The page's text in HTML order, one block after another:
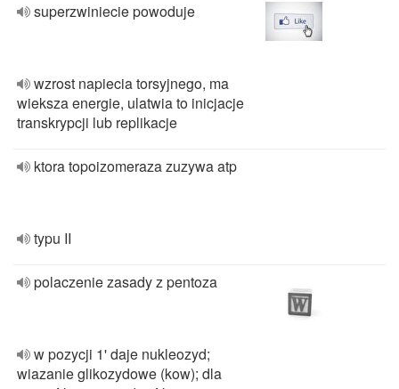
superzwiniecie powoduje
wzrost napiecia torsyjnego, ma
wieksza energie, ulatwia to inicjacje
transkrypcji lub replikacje
ktora topoizomeraza zuzywa atp
typu II
polaczenie zasady z pentoza
w pozycji 1' daje nukleozyd;
wiazanie glikozydowe (kow); dla